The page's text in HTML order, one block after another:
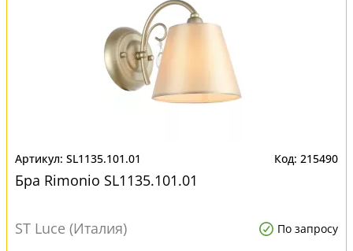
SL1135.101.01 215490
Бра Rimonio SL1135.101.01
ST Luce (Италия) По запросу